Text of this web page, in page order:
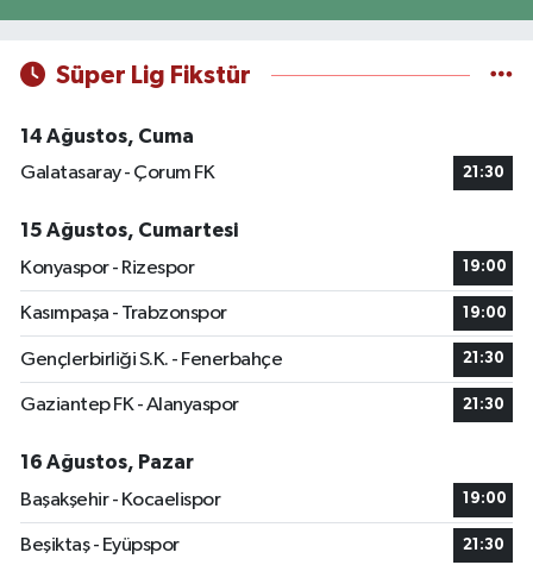
Süper Lig Fikstür
14 Ağustos, Cuma
Galatasaray - Çorum FK
21:30
15 Ağustos, Cumartesi
Konyaspor - Rizespor
19:00
Kasımpaşa - Trabzonspor 19:00
Gençlerbirliği S.K. - Fenerbahçe 21:30
Gaziantep FK - Alanyaspor 21:30
16 Ağustos, Pazar
Başakşehir - Kocaelispor
19:00
Beşiktaş - Eyüpspor 21:30